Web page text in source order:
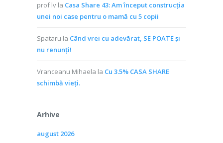
prof lv la Casa Share 43: Am început construcția
unei noi case pentru o mamă cu 5 copii
Spataru la Când vrei cu adevărat, SE POATE și
nu renunți!
Vranceanu Mihaela la Cu 3.5% CASA SHARE
schimbă vieţi.
Arhive
august 2026